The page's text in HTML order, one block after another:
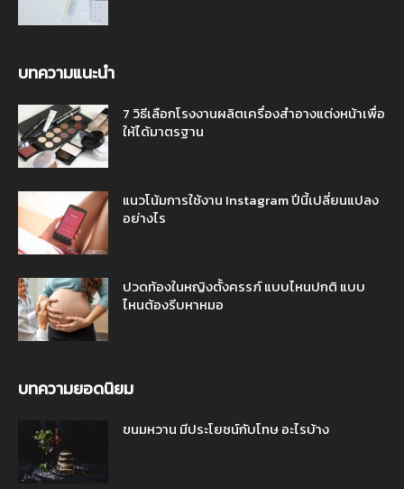
บทความแนะนำ
7 วิธีเลือกโรงงานผลิตเครื่องสำอางแต่งหน้าเพื่อ
ให้ได้มาตรฐาน
แนวโน้มการใช้งาน Instagram ปีนี้เปลี่ยนแปลง
อย่างไร
ปวดท้องในหญิงตั้งครรภ์ แบบไหนปกติ แบบ
ไหนต้องรีบหาหมอ
บทความยอดนิยม
ขนมหวาน มีประโยชน์กับโทษ อะไรบ้าง